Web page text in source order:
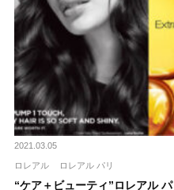
2021.03.05
ロレアル ロレアル パリ
“ケア＋ビューティ”ロレアル